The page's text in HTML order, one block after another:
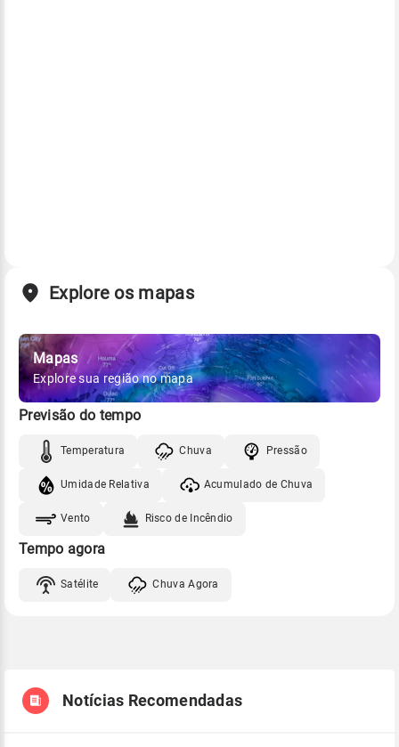
Explore os mapas
Mapas
Explore sua região no mapa
Previsão do tempo
Temperatura Chuva Pressão
Umidade Relativa Acumulado de Chuva
Vento Risco de Incêndio
Tempo agora
Satélite Chuva Agora
Notícias Recomendadas